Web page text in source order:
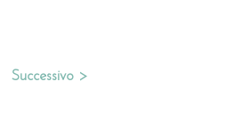
Successivo >